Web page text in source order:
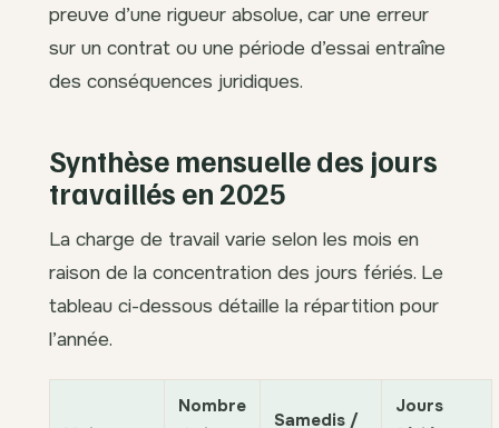
preuve d’une rigueur absolue, car une erreur
sur un contrat ou une période d’essai entraîne
des conséquences juridiques.
Synthèse mensuelle des jours
travaillés en 2025
La charge de travail varie selon les mois en
raison de la concentration des jours fériés. Le
tableau ci-dessous détaille la répartition pour
l’année.
Nombre
Samedis /
Jours